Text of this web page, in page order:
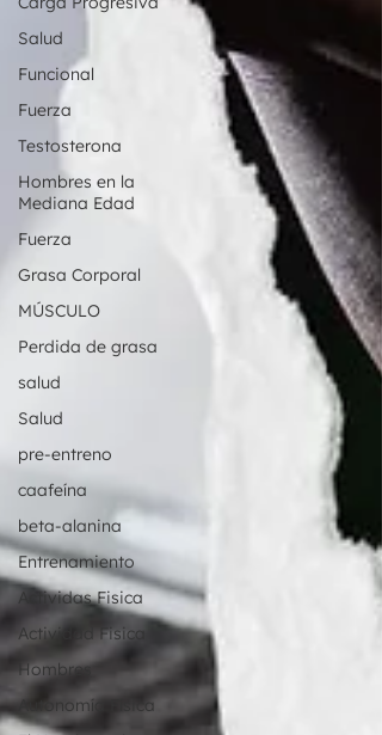
Salud
Funcional
Fuerza
Testosterona
Hombres en la
Mediana Edad
Fuerza
Grasa Corporal
MÚSCULO
Perdida de grasa
salud
Salud
pre-entreno
caafeína
beta-alanina
Entrenamiento
Actividas Fisica
Actividad Fisica
Hombres
Autonomía Física